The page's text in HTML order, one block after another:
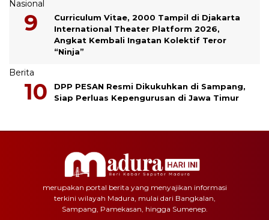
Nasional
Curriculum Vitae, 2000 Tampil di Djakarta
International Theater Platform 2026,
Angkat Kembali Ingatan Kolektif Teror
“Ninja”
Berita
DPP PESAN Resmi Dikukuhkan di Sampang,
Siap Perluas Kepengurusan di Jawa Timur
merupakan portal berita yang menyajikan informasi
terkini wilayah Madura, mulai dari Bangkalan,
Sampang, Pamekasan, hingga Sumenep.